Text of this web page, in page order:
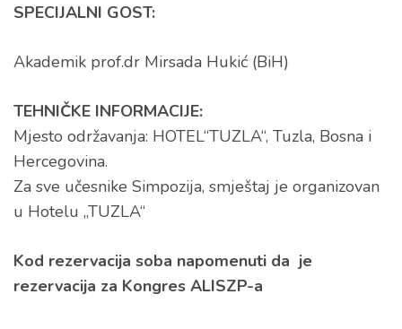
SPECIJALNI GOST:
Akademik prof.dr Mirsada Hukić (BiH)
TEHNIČKE INFORMACIJE:
Mjesto održavanja: HOTEL“TUZLA“, Tuzla, Bosna i
Hercegovina.
Za sve učesnike Simpozija, smještaj je organizovan
u Hotelu „TUZLA“
Kod rezervacija soba napomenuti da je
rezervacija za Kongres ALISZP-a